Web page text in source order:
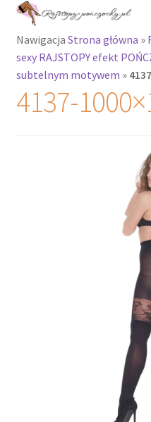
Przejdź
nawigacji
Przejdź
treści
Rajstopy
Rozwiń
menu
potomne
Nawigacja Strona główna »
sexy RAJSTOPY efekt
subtelnym motywem »
4137-